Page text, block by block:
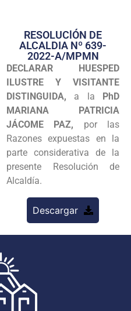
Transparencia
Seguridad
Programas
Intranet
RESOLUClÓN DE
ALCALDIA Nº 639-
2022-A/MPMN
DECLARAR HUESPED
ILUSTRE Y VISITANTE
DISTINGUIDA, a la PhD
MARIANA PATRICIA
JÁCOME PAZ, por las
Razones expuestas en la
parte considerativa de la
presente Resolución de
Alcaldía.
Descargar